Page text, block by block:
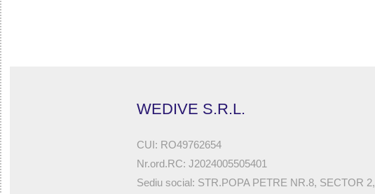
WEDIVE S.R.L.
CUI: RO49762654
Nr.ord.RC: J2024005505401
Sediu social: STR.POPA PETRE NR.8, SECTOR 2,